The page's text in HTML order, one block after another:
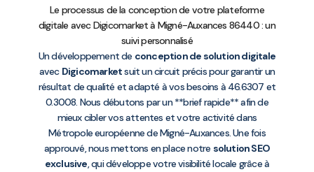
Le processus de la conception de votre plateforme
digitale avec Digicomarket à Migné-Auxances 86440 : un
suivi personnalisé
Un développement de conception de solution digitale
avec Digicomarketsuit un circuit précis pour garantir un
résultat de qualité et adapté à vos besoins à 46.6307 et
0.3008. Nous débutons par un **brief rapide** afin de
mieux cibler vos attentes et votre activité dans
Métropole européenne de Migné-Auxances. Une fois
approuvé, nous mettons en place notre solution SEO
exclusive, qui développe votre visibilité locale grâce à